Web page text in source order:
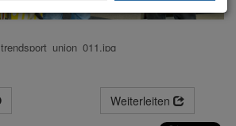
trendsport_union_011.jpg
Weiterleiten